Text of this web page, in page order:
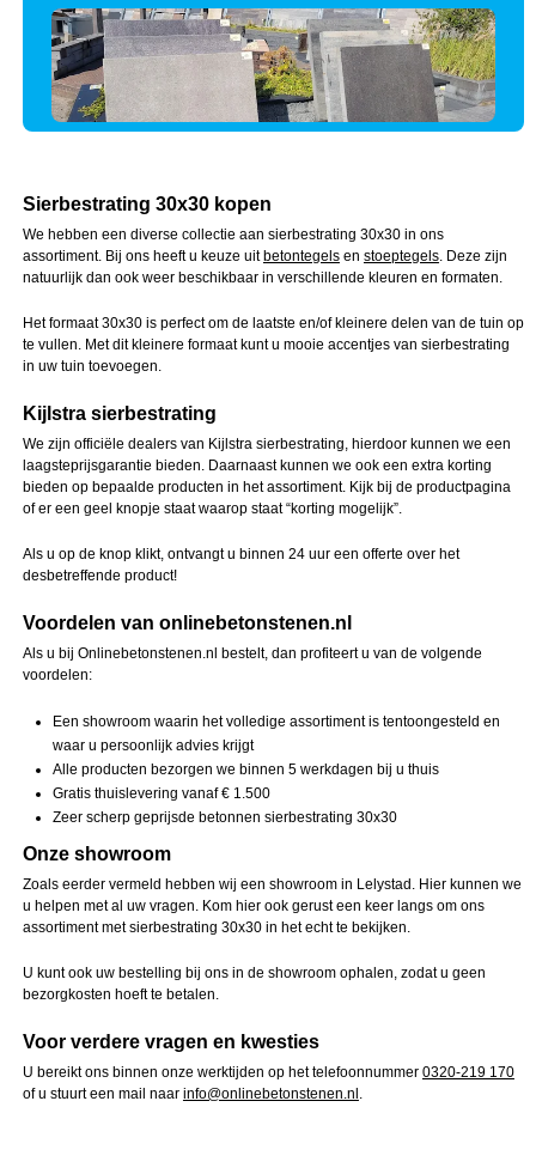
Sierbestrating 30x30 kopen
We hebben een diverse collectie aan sierbestrating 30x30 in ons
assortiment. Bij ons heeft u keuze uit betontegelsen stoeptegels. Deze zijn
natuurlijk dan ook weer beschikbaar in verschillende kleuren en formaten.
Het formaat 30x30 is perfect om de laatste en/of kleinere delen van de tuin op
te vullen. Met dit kleinere formaat kunt u mooie accentjes van sierbestrating
in uw tuin toevoegen.
Kijlstra sierbestrating
We zijn officiële dealers van Kijlstra sierbestrating, hierdoor kunnen we een
laagsteprijsgarantie bieden. Daarnaast kunnen we ook een extra korting
bieden op bepaalde producten in het assortiment. Kijk bij de productpagina
of er een geel knopje staat waarop staat “korting mogelijk”.
Als u op de knop klikt, ontvangt u binnen 24 uur een offerte over het
desbetreffende product!
Voordelen van onlinebetonstenen.nl
Als u bij Onlinebetonstenen.nl bestelt, dan profiteert u van de volgende
voordelen:
Een showroom waarin het volledige assortiment is tentoongesteld en
waar u persoonlijk advies krijgt
Alle producten bezorgen we binnen 5 werkdagen bij u thuis
Gratis thuislevering vanaf € 1.500
Zeer scherp geprijsde betonnen sierbestrating 30x30
Onze showroom
Zoals eerder vermeld hebben wij een showroom in Lelystad. Hier kunnen we
u helpen met al uw vragen. Kom hier ook gerust een keer langs om ons
assortiment met sierbestrating 30x30 in het echt te bekijken.
U kunt ook uw bestelling bij ons in de showroom ophalen, zodat u geen
bezorgkosten hoeft te betalen.
Voor verdere vragen en kwesties
U bereikt ons binnen onze werktijden op het telefoonnummer 0320-219 170
of u stuurt een mail naar info@onlinebetonstenen.nl .